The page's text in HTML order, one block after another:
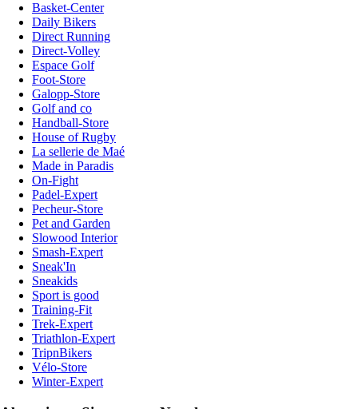
Basket-Center
Daily Bikers
Direct Running
Direct-Volley
Espace Golf
Foot-Store
Galopp-Store
Golf and co
Handball-Store
House of Rugby
La sellerie de Maé
Made in Paradis
On-Fight
Padel-Expert
Pecheur-Store
Pet and Garden
Slowood Interior
Smash-Expert
Sneak'In
Sneakids
Sport is good
Training-Fit
Trek-Expert
Triathlon-Expert
TripnBikers
Vélo-Store
Winter-Expert